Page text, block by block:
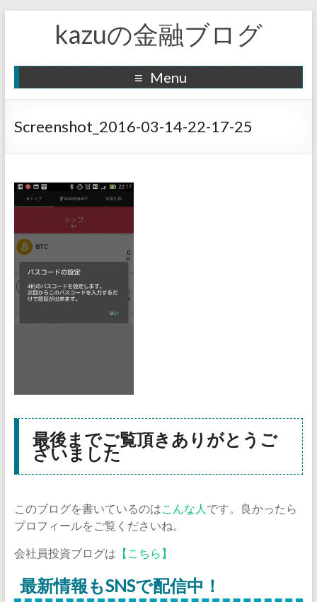
kazuの金融ブログ
Menu
Screenshot_2016-03-14-22-17-25
最後までご覧頂きありがとうご
ざいました
このブログを書いているのはこんな人 です。良かったら
プロフィールをご覧くださいね。
会社員投資ブログは 【こちら】
最新情報もSNSで配信中！